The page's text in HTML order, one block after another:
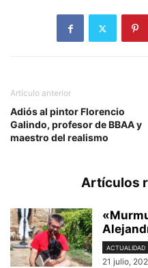
Artículo anterior
Adiós al pintor Florencio
Galindo, profesor de BBAA y
maestro del realismo
Artículos
ACTUALIDAD
21 julio,